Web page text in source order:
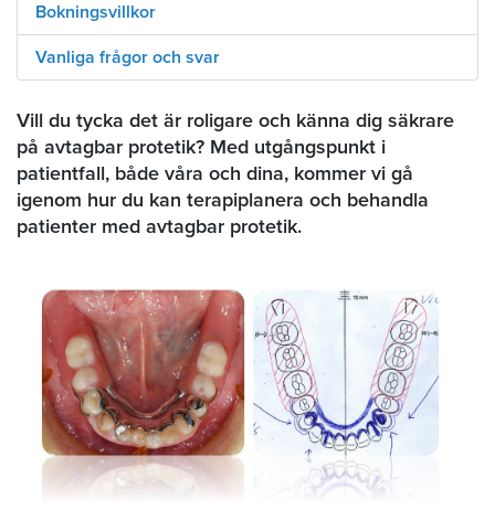
Bokningsvillkor
Vanliga frågor och svar
Vill du tycka det är roligare och känna dig säkrare
på avtagbar protetik? Med utgångspunkt i
patientfall, både våra och dina, kommer vi gå
igenom hur du kan terapiplanera och behandla
patienter med avtagbar protetik.